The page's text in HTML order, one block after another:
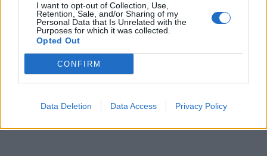
I want to opt-out of Collection, Use,
Retention, Sale, and/or Sharing of my
Personal Data that Is Unrelated with the
Purposes for which it was collected.
Opted Out
CONFIRM
Data Deletion Data Access Privacy Policy
Leonardo Maria Del Vecchio dall'ex compagna
in ospedale. Le dichiarazioni ai giornalisti